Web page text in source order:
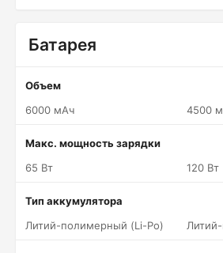
Батарея
Объем
6000 мАч
4500
Макс. мощность зарядки
65 Вт
120 Вт
Тип аккумулятора
Литий-полимерный (Li-Po)